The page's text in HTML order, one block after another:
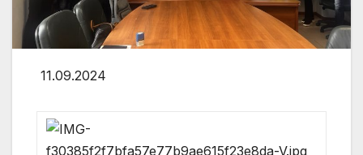
11.09.2024